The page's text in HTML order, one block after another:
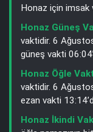
Honaz için imsak
Honaz Güneş
vaktidir. 6
güneş vakti
Honaz Öğle
vaktidir. 6
ezan vakti
Honaz İkindi